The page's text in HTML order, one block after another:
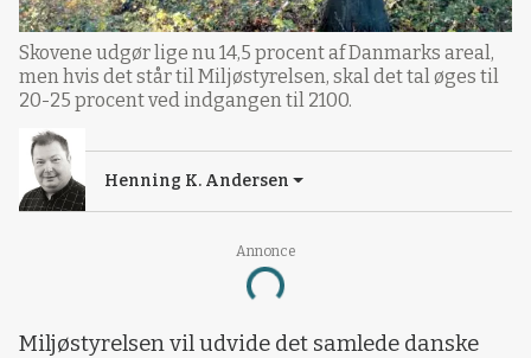
Annonce
Loading...
Skovene udgør lige nu 14,5 procent af Danmarks areal,
men hvis det står til Miljøstyrelsen, skal det tal øges til
20-25 procent ved indgangen til 2100.
Henning K. Andersen
Miljøstyrelsen vil udvide det samlede danske